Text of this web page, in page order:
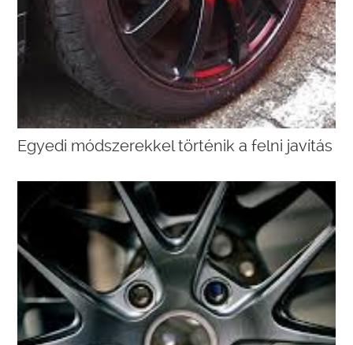
Egyedi módszerekkel történik a felni javítás